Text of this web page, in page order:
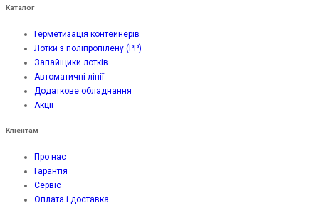
Каталог
Герметизація контейнерів
Лотки з поліпропілену (PP)
Запайщики лотків
Автоматичні лінії
Додаткове обладнання
Акції
Кліентам
Про нас
Гарантія
Сервіс
Оплата і доставка